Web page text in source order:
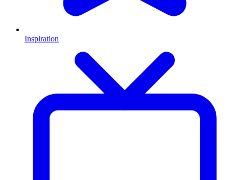
Inspiration